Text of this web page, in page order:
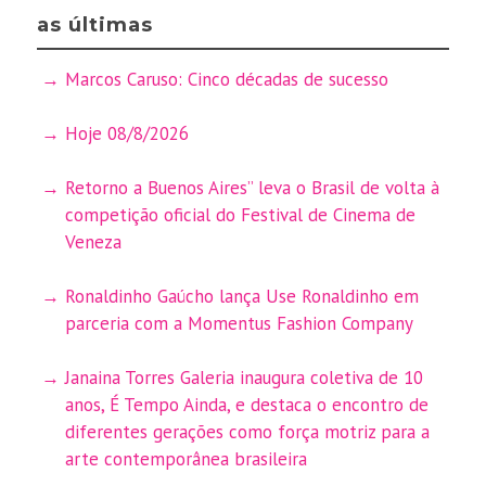
as últimas
Marcos Caruso: Cinco décadas de sucesso
Hoje 08/8/2026
Retorno a Buenos Aires” leva o Brasil de volta à
competição oficial do Festival de Cinema de
Veneza
Ronaldinho Gaúcho lança Use Ronaldinho em
parceria com a Momentus Fashion Company
Janaina Torres Galeria inaugura coletiva de 10
anos, É Tempo Ainda, e destaca o encontro de
diferentes gerações como força motriz para a
arte contemporânea brasileira